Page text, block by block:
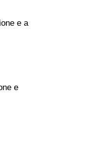
e a
e